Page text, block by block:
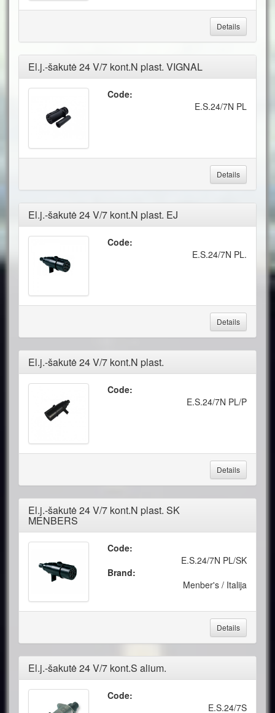
Details
El.j.-šakutė 24 V/7 kont.N plast. VIGNAL
Code:
E.S.24/7N PL
Details
El.j.-šakutė 24 V/7 kont.N plast. EJ
Code:
E.S.24/7N PL.
Details
El.j.-šakutė 24 V/7 kont.N plast.
Code:
E.S.24/7N PL/P
Details
El.j.-šakutė 24 V/7 kont.N plast. SK
MENBERS
Code:
E.S.24/7N PL/SK
Brand:
Menber's / Italija
Details
El.j.-šakutė 24 V/7 kont.S alium.
Code:
E.S.24/7S